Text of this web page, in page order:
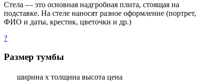
Стела — это основная надгробная плита, стоящая на
подставке. На стеле наносят разное оформление (портрет,
ФИО и даты, крестик, цветочки и др.)
?
Размер тумбы
ширина х толщина высота цена